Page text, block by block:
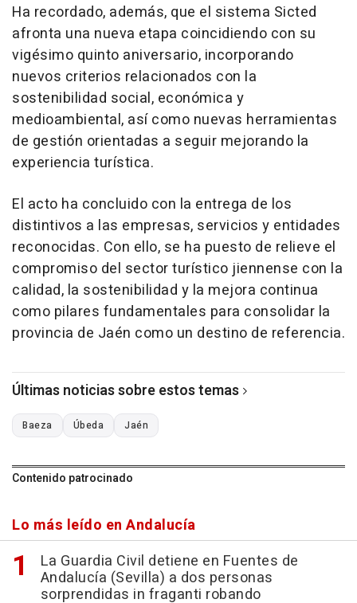
Ha recordado, además, que el sistema Sicted
afronta una nueva etapa coincidiendo con su
vigésimo quinto aniversario, incorporando
nuevos criterios relacionados con la
sostenibilidad social, económica y
medioambiental, así como nuevas herramientas
de gestión orientadas a seguir mejorando la
experiencia turística.
El acto ha concluido con la entrega de los
distintivos a las empresas, servicios y entidades
reconocidas. Con ello, se ha puesto de relieve el
compromiso del sector turístico jiennense con la
calidad, la sostenibilidad y la mejora continua
como pilares fundamentales para consolidar la
provincia de Jaén como un destino de referencia.
Últimas noticias sobre estos temas
Baeza Úbeda Jaén
Contenido patrocinado
Lo más leído en Andalucía
La Guardia Civil detiene en Fuentes de
Andalucía (Sevilla) a dos personas
sorprendidas in fraganti robando